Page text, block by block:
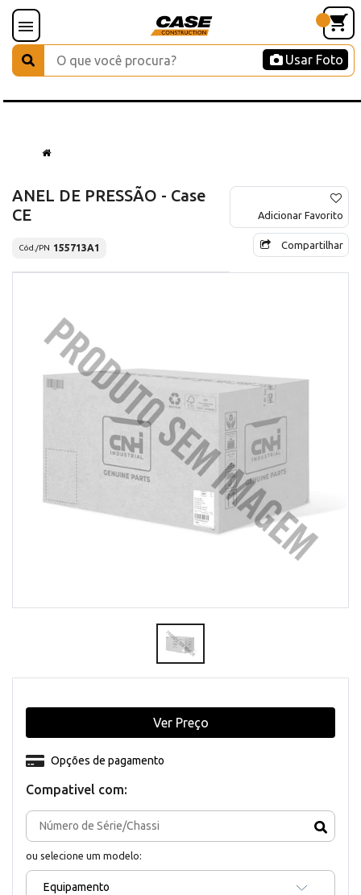
Usar Foto
ANEL DE PRESSÃO - Case
CE
Cód./PN 155713A1
Adicionar Favorito
Compartilhar
Compativel com:
ou selecione um modelo:
Equipamento
Opções de pagamento
Ver Preço